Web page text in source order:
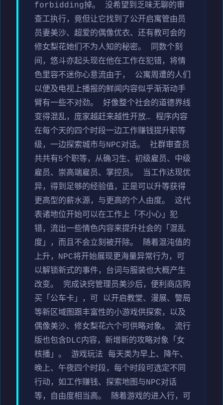
forbidding掉。 没希望到乏味无聊的审
查工执行，竟但让它找到了公开启寓管由员
员妻美沙、超爱的偶像优衣、还有教可会的
修女梨花她们不为人知的秘密。 同数个刻
间，悠斗亦起头现在他在工作在犯错，将情
色里容不迷你心意流由于， 公寓周遭的人们
以便及电视上播报的鲜闻内容似乎渐渐动手
臂有一些不对劲。 好像整个社会的道德界线
变得混乱，庞家越赶来越性开放… 程序内容
在每个天的四个时段一边工作赚钱提升职等
级，一边探索城市与NPC对话。 社群审查员
共共有5个职等，从确习生、初级雇员、中级
雇员、崇高端雇员、掌控员。 当工作达现优
异，得到足够的经验值，正是可以升等获得
更高型的薪水源，与更高的个人由度。 这代
表诸地位开始可以在工作上「不小心」犯
错，流出一些情色内容来提升社会的「混乱
度」，而且不会立刻被开除。 随着混沌值的
上升，NPC将开始展现更海量异常行为，可
以解锁新式的事件，台词与服装也大概产生
改变。 完成诀窍管理员美沙后，便利商店购
买「公车卡」，可 以开启教堂、漫展、警局
等新区域图跟丰富性的小游戏供探索，以及
偶像美沙、修女梨花六个可供略对象。 流行
版也包含DLC内容，新增新的攻略对象「女
核播」。 游戏玩法 每天类为早上、降午、
晚上、午夜四个时段，每个时段可选定不同
行动，如工作赚钱、探索地图与NPC对话
等，自由度相当高。 随着游戏的进入行，可